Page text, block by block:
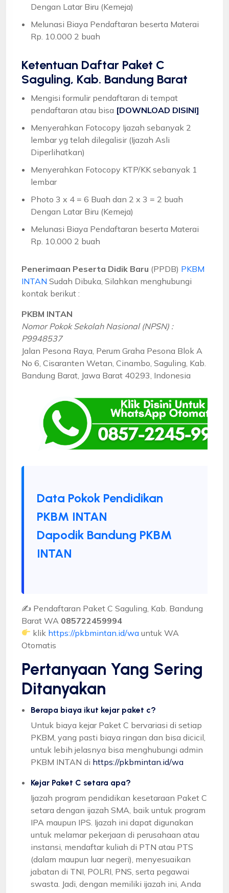
Dengan Latar Biru (Kemeja)
Melunasi Biaya Pendaftaran beserta Materai
Rp. 10.000 2 buah
Ketentuan Daftar Paket C
Saguling, Kab. Bandung Barat
Mengisi formulir pendaftaran di tempat
pendaftaran atau bisa [DOWNLOAD DISINI]
Menyerahkan Fotocopy Ijazah sebanyak 2
lembar yg telah dilegalisir (Ijazah Asli
Diperlihatkan)
Menyerahkan Fotocopy KTP/KK sebanyak 1
lembar
Photo 3 x 4 = 6 Buah dan 2 x 3 = 2 buah
Dengan Latar Biru (Kemeja)
Melunasi Biaya Pendaftaran beserta Materai
Rp. 10.000 2 buah
Penerimaan Peserta Didik Baru (PPDB) PKBM
INTAN Sudah Dibuka, Silahkan menghubungi
kontak berikut :
PKBM INTAN
Nomor Pokok Sekolah Nasional (NPSN) :
P9948537
Jalan Pesona Raya, Perum Graha Pesona Blok A
No 6, Cisaranten Wetan, Cinambo, Saguling, Kab.
Bandung Barat, Jawa Barat 40293, Indonesia
Data Pokok Pendidikan
PKBM INTAN
Dapodik Bandung PKBM
INTAN
✍ Pendaftaran Paket C Saguling, Kab. Bandung
Barat WA 085722459994
klik https://pkbmintan.id/wa untuk WA
Otomatis
Pertanyaan Yang Sering
Ditanyakan
Berapa biaya ikut kejar paket c?
Untuk biaya kejar Paket C bervariasi di setiap
PKBM, yang pasti biaya ringan dan bisa dicicil,
untuk lebih jelasnya bisa menghubungi admin
PKBM INTAN di https://pkbmintan.id/wa
Kejar Paket C setara apa?
Ijazah program pendidikan kesetaraan Paket C
setara dengan ijazah SMA, baik untuk program
IPA maupun IPS. Ijazah ini dapat digunakan
untuk melamar pekerjaan di perusahaan atau
instansi, mendaftar kuliah di PTN atau PTS
(dalam maupun luar negeri), menyesuaikan
jabatan di TNI, POLRI, PNS, serta pegawai
swasta. Jadi, dengan memiliki ijazah ini, Anda